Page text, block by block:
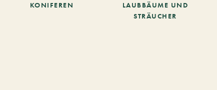
KONIFEREN
LAUBBÄUME UND
STRÄUCHER